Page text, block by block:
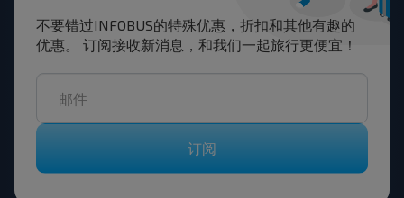
不要错过INFOBUS的特殊优惠，折扣和其他有趣的
优惠。 订阅接收新消息，和我们一起旅行更便宜！
订阅